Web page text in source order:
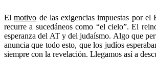
Elmotivo de las exigencias impuestas por el
recurre a sucedáneos como “el cielo”. El
esperanza del AT y del judaísmo. Algo que
anuncia que todo esto, que los judíos
siempre con la revelación. Llegamos así a